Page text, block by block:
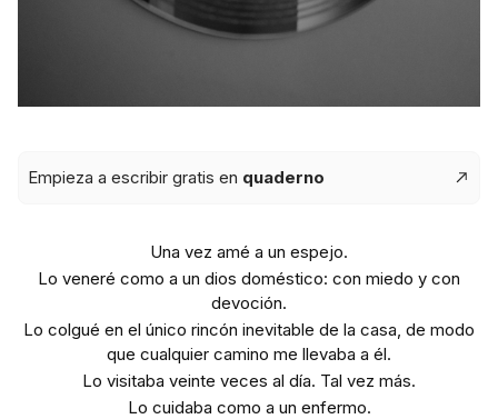
Empieza a escribir gratis en quaderno
Una vez amé a un espejo.
Lo veneré como a un dios doméstico: con miedo y con
devoción.
Lo colgué en el único rincón inevitable de la casa, de modo
que cualquier camino me llevaba a él.
Lo visitaba veinte veces al día. Tal vez más.
Lo cuidaba como a un enfermo.